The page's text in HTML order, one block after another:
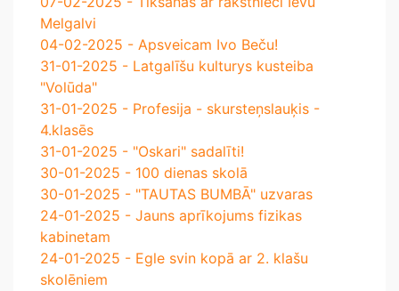
Melgalvi
04-02-2025 - Apsveicam Ivo Beču!
31-01-2025 - Latgalīšu kulturys kusteiba
"Volūda"
31-01-2025 - Profesija - skursteņslauķis -
4.klasēs
31-01-2025 - "Oskari" sadalīti!
30-01-2025 - 100 dienas skolā
30-01-2025 - "TAUTAS BUMBĀ" uzvaras
24-01-2025 - Jauns aprīkojums fizikas
kabinetam
24-01-2025 - Egle svin kopā ar 2. klašu
skolēniem